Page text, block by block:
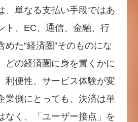
、単なる支払い手段ではあ
ト、EC、通信、金融、行
めた“経済圏”そのものにな
どの経済圏に身を置くかに
利便性、サービス体験が変
業側にとっても、決済は単
なく、「ユーザー接点」を